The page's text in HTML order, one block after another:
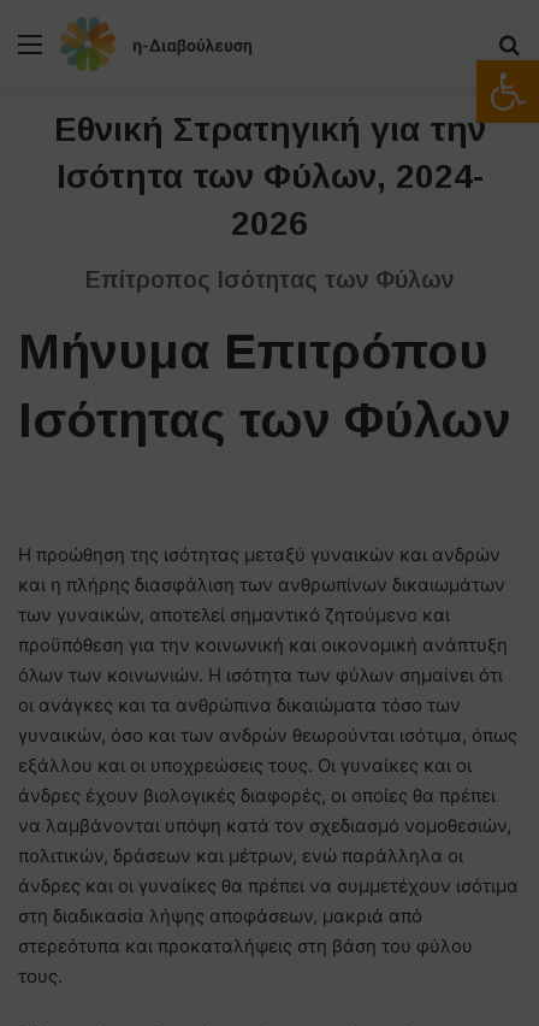
Μενού
Εθνική Στρατηγική για την
Ισότητα των Φύλων, 2024-
2026
Επίτροπος Ισότητας των Φύλων
Μήνυμα Επιτρόπου
Ισότητας των Φύλων
Η προώθηση της ισότητας μεταξύ γυναικών και ανδρών
και η πλήρης διασφάλιση των ανθρωπίνων δικαιωμάτων
των γυναικών, αποτελεί σημαντικό ζητούμενο και
προϋπόθεση για την κοινωνική και οικονομική ανάπτυξη
όλων των κοινωνιών. Η ισότητα των φύλων σημαίνει ότι
οι ανάγκες και τα ανθρώπινα δικαιώματα τόσο των
γυναικών, όσο και των ανδρών θεωρούνται ισότιμα, όπως
εξάλλου και οι υποχρεώσεις τους. Οι γυναίκες και οι
άνδρες έχουν βιολογικές διαφορές, οι οποίες θα πρέπει
να λαμβάνονται υπόψη κατά τον σχεδιασμό νομοθεσιών,
πολιτικών, δράσεων και μέτρων, ενώ παράλληλα οι
άνδρες και οι γυναίκες θα πρέπει να συμμετέχουν ισότιμα
στη διαδικασία λήψης αποφάσεων, μακριά από
στερεότυπα και προκαταλήψεις στη βάση του φύλου
τους.